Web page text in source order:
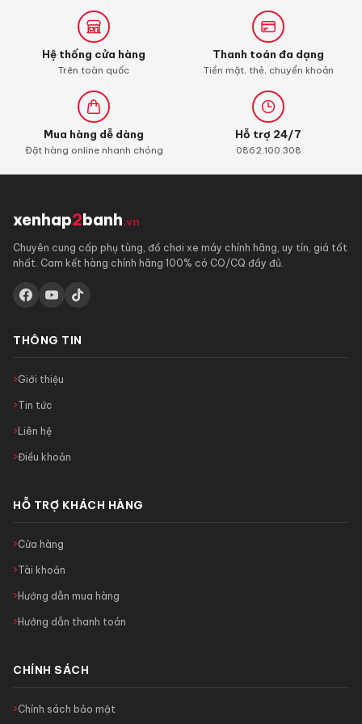
Hệ thống cửa hàng
Trên toàn quốc
Thanh toán đa dạng
Tiền mặt, thẻ, chuyển khoản
Mua hàng dễ dàng
Đặt hàng online nhanh chóng
Hỗ trợ 24/7
0862.100.308
xenhap2banh.vn
Chuyên cung cấp phụ tùng, đồ chơi xe máy chính hãng, uy tín, giá tốt
nhất. Cam kết hàng chính hãng 100% có CO/CQ đầy đủ.
THÔNG TIN
Giới thiệu
Tin tức
Liên hệ
Điều khoản
HỖ TRỢ KHÁCH HÀNG
Cửa hàng
Tài khoản
Hướng dẫn mua hàng
Hướng dẫn thanh toán
CHÍNH SÁCH
Chính sách bảo mật